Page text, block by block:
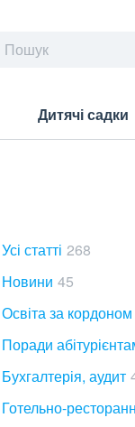
Дитячі садки
Усі статті 268
Новини 45
Освіта за кордоном
Поради
Бухгалтерія, аудит
Готельно-